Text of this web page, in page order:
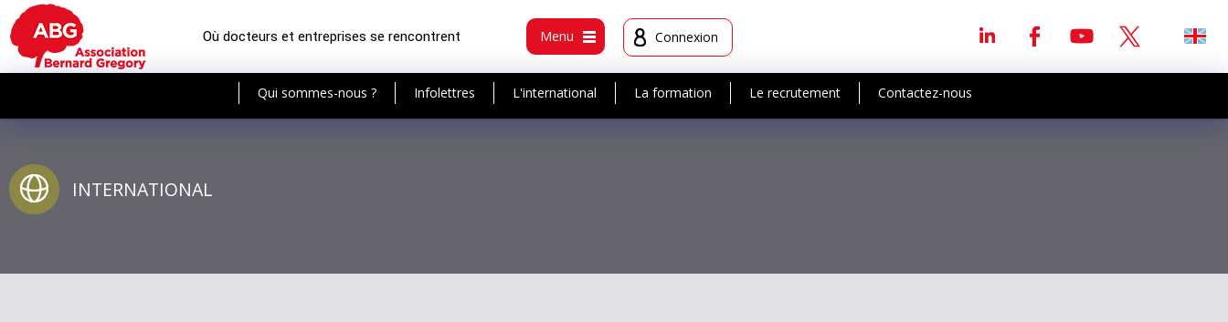
Où docteurs et entreprises se rencontrent Menu Connexion
Qui sommes-nous ? Infolettres L'international La formation Le recrutement Contactez-nous
INTERNATIONAL